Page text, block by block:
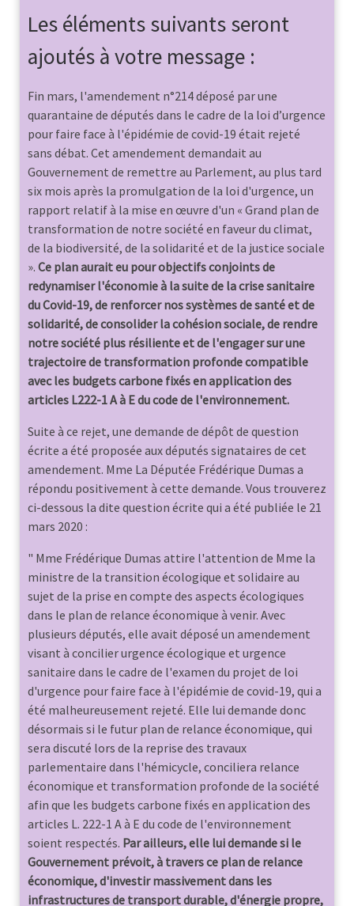
Les éléments suivants seront
ajoutés à votre message :
Fin mars, l'amendement n°214 déposé par une
quarantaine de députés dans le cadre de la loi d’urgence
pour faire face à l'épidémie de covid-19 était rejeté
sans débat. Cet amendement demandait au
Gouvernement de remettre au Parlement, au plus tard
six mois après la promulgation de la loi d'urgence, un
rapport relatif à la mise en œuvre d'un « Grand plan de
transformation de notre société en faveur du climat,
de la biodiversité, de la solidarité et de la justice sociale
». Ce plan aurait eu pour objectifs conjoints de
redynamiser l'économie à la suite de la crise sanitaire
du Covid-19, de renforcer nos systèmes de santé et de
solidarité, de consolider la cohésion sociale, de rendre
notre société plus résiliente et de l'engager sur une
trajectoire de transformation profonde compatible
avec les budgets carbone fixés en application des
articles L222-1 A à E du code de l'environnement.
Suite à ce rejet, une demande de dépôt de question
écrite a été proposée aux députés signataires de cet
amendement. Mme La Députée Frédérique Dumas a
répondu positivement à cette demande. Vous trouverez
ci-dessous la dite question écrite qui a été publiée le 21
mars 2020 :
" Mme Frédérique Dumas attire l'attention de Mme la
ministre de la transition écologique et solidaire au
sujet de la prise en compte des aspects écologiques
dans le plan de relance économique à venir. Avec
plusieurs députés, elle avait déposé un amendement
visant à concilier urgence écologique et urgence
sanitaire dans le cadre de l'examen du projet de loi
d'urgence pour faire face à l'épidémie de covid-19, qui a
été malheureusement rejeté. Elle lui demande donc
désormais si le futur plan de relance économique, qui
sera discuté lors de la reprise des travaux
parlementaire dans l'hémicycle, conciliera relance
économique et transformation profonde de la société
afin que les budgets carbone fixés en application des
articles L. 222-1 A à E du code de l'environnement
soient respectés. Par ailleurs, elle lui demande si le
Gouvernement prévoit, à travers ce plan de relance
économique, d'investir massivement dans les
infrastructures de transport durable, d'énergie propre,